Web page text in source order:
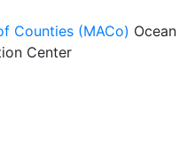
Counties (MACo) Ocean
Center